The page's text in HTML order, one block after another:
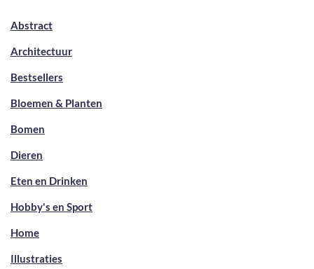
Abstract
Architectuur
Bestsellers
Bloemen & Planten
Bomen
Dieren
Eten en Drinken
Hobby's en Sport
Home
Illustraties